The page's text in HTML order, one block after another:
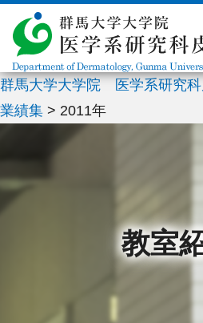
群馬大学大学院 医学系研究科
業績集 > 2011年
教室